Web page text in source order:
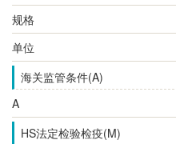
规格
单位
海关监管条件(A)
A
HS法定检验检疫(M)